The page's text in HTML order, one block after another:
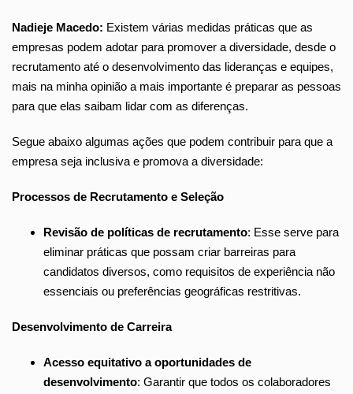
Nadieje Macedo: Existem várias medidas práticas que as
empresas podem adotar para promover a diversidade, desde o
recrutamento até o desenvolvimento das lideranças e equipes,
mais na minha opinião a mais importante é preparar as pessoas
para que elas saibam lidar com as diferenças.
Segue abaixo algumas ações que podem contribuir para que a
empresa seja inclusiva e promova a diversidade:
Processos de Recrutamento e Seleção
Revisão de políticas de recrutamento: Esse serve para
eliminar práticas que possam criar barreiras para
candidatos diversos, como requisitos de experiência não
essenciais ou preferências geográficas restritivas.
Desenvolvimento de Carreira
Acesso equitativo a oportunidades de
desenvolvimento: Garantir que todos os colaboradores